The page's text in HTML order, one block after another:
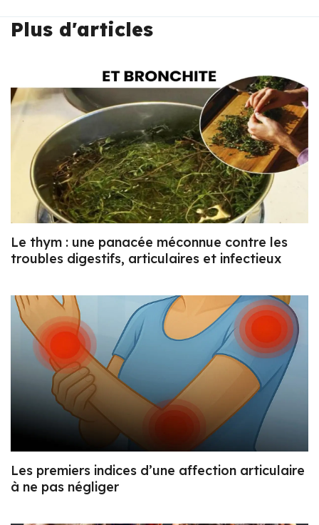
Plus d'articles
Le thym : une panacée méconnue contre les
troubles digestifs, articulaires et infectieux
Les premiers indices d’une affection articulaire
à ne pas négliger